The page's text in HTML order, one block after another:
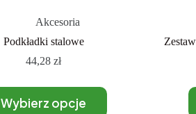
Akcesoria
Podkładki stalowe
44,28zł
Wybierz opcje